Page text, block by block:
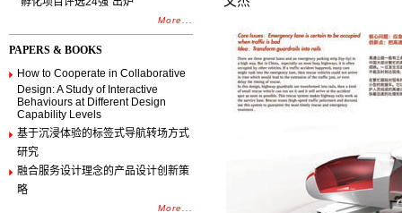
More...
PAPERS & BOOKS
How to Cooperate in Collaborative
Design: A Study of Interactive
Behaviours at Different Design
Capability Levels
基于沉浸体验的标签式导航转场方式
研究
融合服务设计理念的产品设计创新策
略
More...